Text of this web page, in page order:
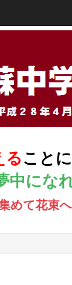
ることに
中にな
めて花束